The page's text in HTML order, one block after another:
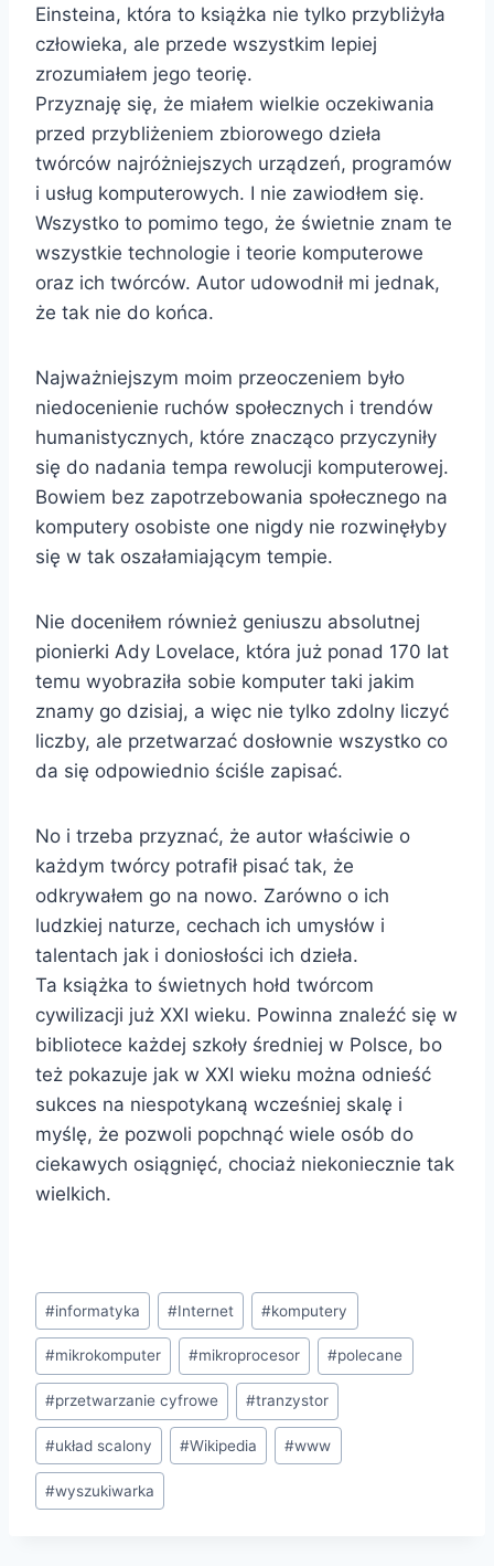
Einsteina, która to książka nie tylko przybliżyła
człowieka, ale przede wszystkim lepiej
zrozumiałem jego teorię.
Przyznaję się, że miałem wielkie oczekiwania
przed przybliżeniem zbiorowego dzieła
twórców najróżniejszych urządzeń, programów
i usług komputerowych. I nie zawiodłem się.
Wszystko to pomimo tego, że świetnie znam te
wszystkie technologie i teorie komputerowe
oraz ich twórców. Autor udowodnił mi jednak,
że tak nie do końca.
Najważniejszym moim przeoczeniem było
niedocenienie ruchów społecznych i trendów
humanistycznych, które znacząco przyczyniły
się do nadania tempa rewolucji komputerowej.
Bowiem bez zapotrzebowania społecznego na
komputery osobiste one nigdy nie rozwinęłyby
się w tak oszałamiającym tempie.
Nie doceniłem również geniuszu absolutnej
pionierki Ady Lovelace, która już ponad 170 lat
temu wyobraziła sobie komputer taki jakim
znamy go dzisiaj, a więc nie tylko zdolny liczyć
liczby, ale przetwarzać dosłownie wszystko co
da się odpowiednio ściśle zapisać.
No i trzeba przyznać, że autor właściwie o
każdym twórcy potrafił pisać tak, że
odkrywałem go na nowo. Zarówno o ich
ludzkiej naturze, cechach ich umysłów i
talentach jak i doniosłości ich dzieła.
Ta książka to świetnych hołd twórcom
cywilizacji już XXI wieku. Powinna znaleźć się w
bibliotece każdej szkoły średniej w Polsce, bo
też pokazuje jak w XXI wieku można odnieść
sukces na niespotykaną wcześniej skalę i
myślę, że pozwoli popchnąć wiele osób do
ciekawych osiągnięć, chociaż niekoniecznie tak
wielkich.
Tagi
wpisu:
#informatyka #Internet #komputery
#mikrokomputer #mikroprocesor #polecane
#przetwarzanie cyfrowe #tranzystor
#układ scalony #Wikipedia #www
#wyszukiwarka